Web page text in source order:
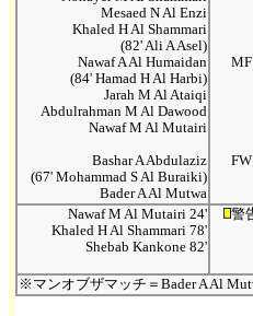
Mesaed N Al Enzi
Khaled H Al Shammari
(82' Ali A Asel)
Nawaf A Al Humaidan
(84' Hamad H Al Harbi)
Jarah M Al Ataiqi
Abdulrahman M Al Dawood
Nawaf M Al Mutairi
Bashar A Abdulaziz
(67' Mohammad S Al Buraiki)
Bader A Al Mutwa
MF
FW
Nawaf M Al Mutairi 24'
Khaled H Al Shammari 78'
Shebab Kankone 82'
警
※マンオブザマッチ＝Bader A Al